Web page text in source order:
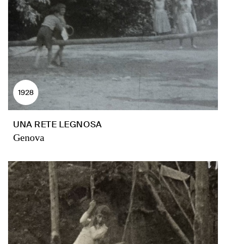
1928
UNA RETE LEGNOSA
Genova